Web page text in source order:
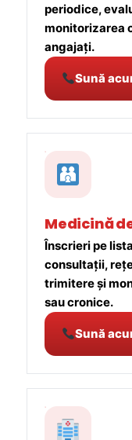
periodice,
monitorizarea
angajați.
Sună
Medicină
Înscrieri pe
consultații,
trimitere și
sau cronice.
Sună